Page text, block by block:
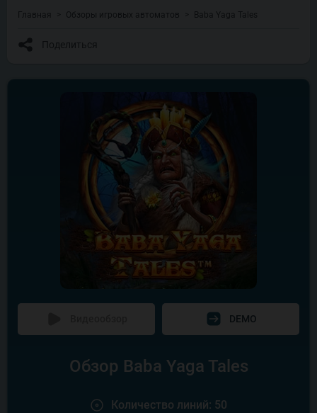
Главная Обзоры игровых автоматов Baba Yaga Tales
Поделиться
DEMO
Обзор Baba Yaga Tales
Количество линий: 50